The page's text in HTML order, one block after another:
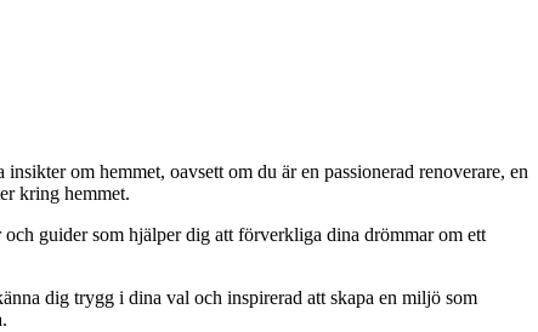
om hemmet, oavsett om du är en passionerad renoverare, en
kring hemmet.
guider som hjälper dig att förverkliga dina drömmar om ett
dig trygg i dina val och inspirerad att skapa en miljö som